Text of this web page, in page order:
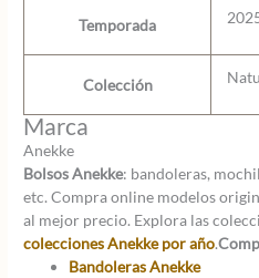
Temporada
Colección
Marca
Anekke
Bolsos Anekke: bandoleras,
etc. Compra online modelos
al mejor precio. Explora las
colecciones Anekke por año.
Bandoleras Anekke